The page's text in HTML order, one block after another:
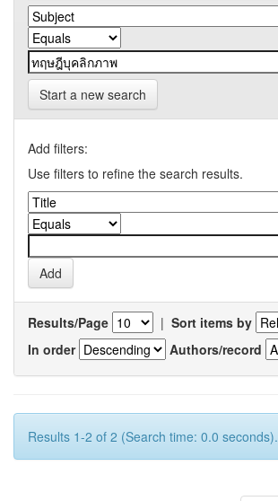
Start a new search
Add filters:
Use filters to refine the search results.
Results/Page | Sort items by
In order
Authors/record
Results 1-2 of 2 (Search time: 0.0 seconds).